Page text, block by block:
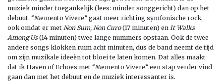
muziek minder toegankelijk (lees: minder songgericht) dan op het
debuut. “Memento Vivere” gaat meer richting symfonische rock,
ook omdat er met Non Sum, Non Curo(17 minuten) en It Walks
Among Us(14 minuten) twee lange nummers opstaan. Ook de twee
andere songs klokken ruim acht minuten, dus de band neemt de tijd
om zijn muzikale ideeën tot bloei te laten komen. Dat alles maakt
dat ik Haven of Echoes met “Memento Vivere” een stap verder vind
gaan dan met het debuut en de muziek interessanter is.